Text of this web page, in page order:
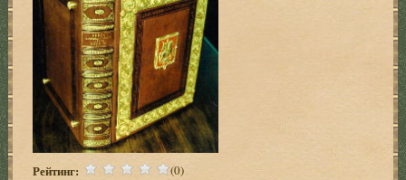
Рейтинг: (0)